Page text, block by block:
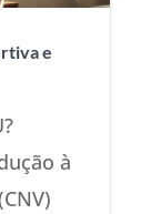
e
à